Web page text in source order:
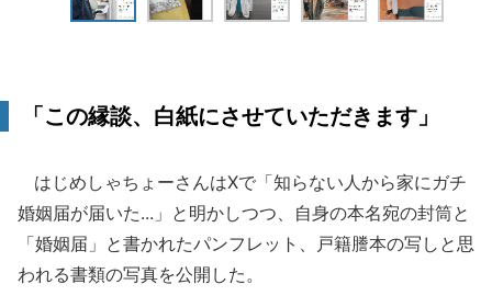
「この縁談、白紙にさせていただきます」
はじめしゃちょーさんはXで「知らない人から家にガチ
婚姻届が届いた...」と明かしつつ、自身の本名宛の封筒と
「婚姻届」と書かれたパンフレット、戸籍謄本の写しと思
われる書類の写真を公開した。